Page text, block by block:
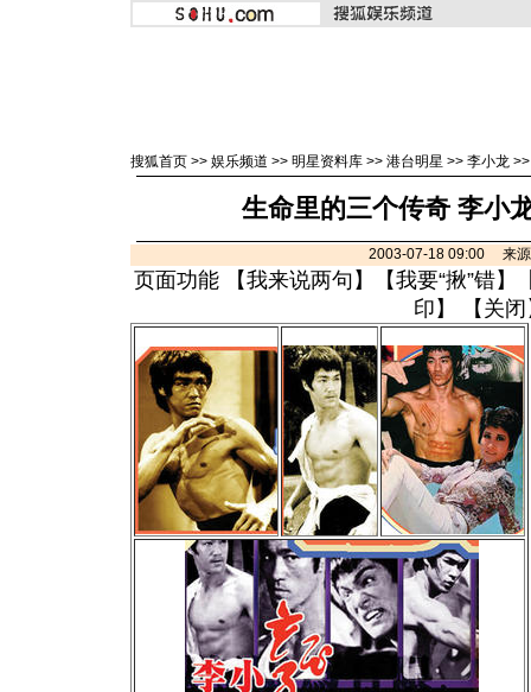
搜狐首页 >> 娱乐频道 >> 明星资料库 >> 港台明星 >> 李小龙
生命里的三个传奇 李小
2003-07-18 09:00 来源
页面功能 【我来说两句 】【我要“揪”错】
印 】 【 关闭